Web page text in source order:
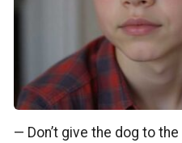
— Don’t give the dog to